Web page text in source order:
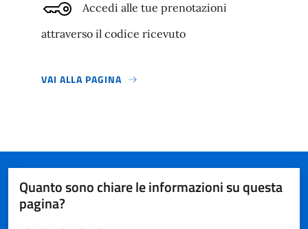
Accedi alle tue prenotazioni
attraverso il codice ricevuto
VAI ALLA PAGINA
Quanto sono chiare le informazioni su questa
pagina?